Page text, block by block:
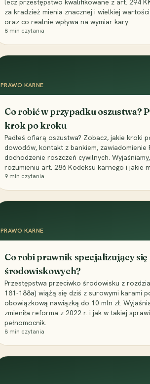
lecz przestępstwo kwalifikowane z art. 294
za kradzież mienia znacznej i wielkiej
oraz co realnie wpływa na wymiar kary.
8 min czytania
PRAWO KARNE
Co robić w przypadku oszustwa?
krok po kroku
Padłeś ofiarą oszustwa? Zobacz, jakie kroki
dowodów, kontakt z bankiem,
dochodzenie roszczeń cywilnych.
rozumieniu art. 286 Kodeksu karnego i jakie
9 min czytania
PRAWO KARNE
Co robi prawnik specjalizujący
środowiskowych?
Przestępstwa przeciwko środowisku z
181-188a) wiążą się dziś z surowymi karami
obowiązkową nawiązką do 10 mln zł.
zmieniła reforma z 2022 r. i jak w takiej
pełnomocnik.
8 min czytania